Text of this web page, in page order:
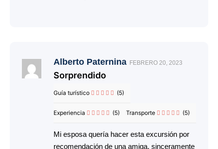
Alberto Paternina FEBRERO 20, 2023
Sorprendido
(5)
Guía turístico
(5)
Experiencia (5)
Transporte
Mi esposa quería hacer esta excursión por
recomendación de una amiga, sinceramente